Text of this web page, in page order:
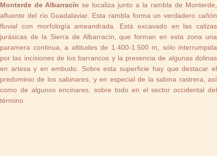
Monterde de Albarracín se localiza junto a la rambla de Monterde,
afluente del río Guadalaviar. Esta rambla forma un verdadero cañón
fluvial con morfología ameandrada. Está excavado en las calizas
jurásicas de la Sierra de Albarracín, que forman en esta zona una
paramera continua, a altitudes de 1.400-1.500 m, sólo interrumpida
por las incisiones de los barrancos y la presencia de algunas dolinas
en artesa y en embudo. Sobre esta superficie hay que destacar el
predominio de los sabinares, y en especial de la sabina rastrera, así
como de algunos encinares, sobre todo en el sector occidental del
término.